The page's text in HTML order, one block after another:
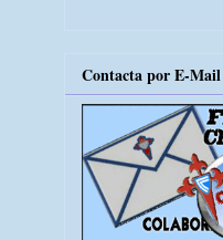
Contacta por E-Mail